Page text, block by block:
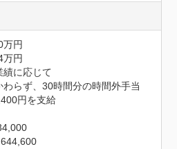
万円
万円
績に応じて
らず、30時間分の時間外手当
円を支給